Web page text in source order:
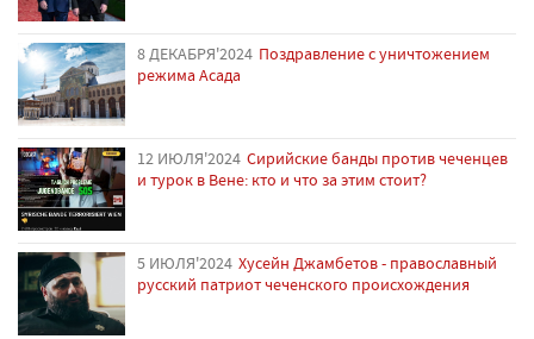
8 ДЕКАБРЯ'2024 Поздравление с уничтожением
режима Асада
12 ИЮЛЯ'2024 Сирийские банды против чеченцев
и турок в Вене: кто и что за этим стоит?
5 ИЮЛЯ'2024 Хусейн Джамбетов - православный
русский патриот чеченского происхождения